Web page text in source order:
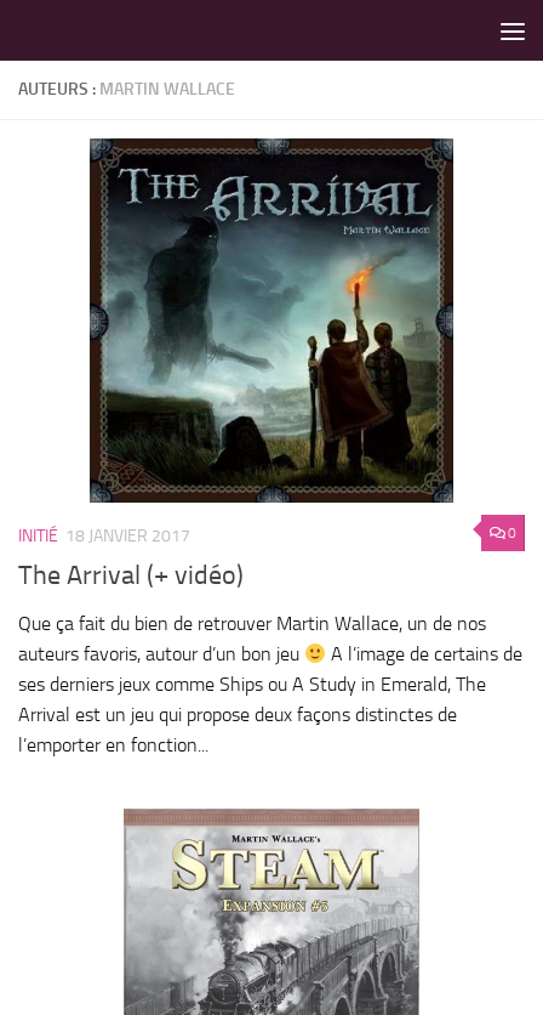
AUTEURS : MARTIN WALLACE
0
INITIÉ 18 JANVIER 2017
The Arrival (+ vidéo)
Que ça fait du bien de retrouver Martin Wallace, un de nos
auteurs favoris, autour d’un bon jeu
A l’image de certains de
ses derniers jeux comme Ships ou A Study in Emerald, The
Arrival est un jeu qui propose deux façons distinctes de
l’emporter en fonction...